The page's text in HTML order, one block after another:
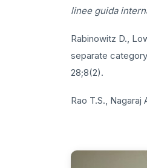
linee guida
Rabinowitz D.,
separate
28;8(2).
Rao T.S., Nagaraj